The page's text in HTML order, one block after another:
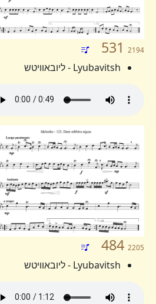
531 2194
Lyubavitsh - ליובאוויטש
484 2205
Lyubavitsh - ליובאוויטש